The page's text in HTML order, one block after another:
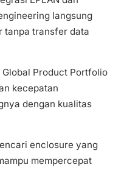
langsung
tanpa transfer data
Product Portfolio
kecepatan
dengan kualitas
enclosure yang
mempercepat